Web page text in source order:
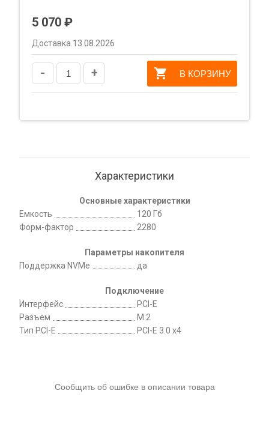
5 070 ₽
Доставка 13.08.2026
- + В КОРЗИНУ
Характеристики
Основные характеристики
Емкость
120 Гб
Форм-фактор
2280
Параметры накопителя
Поддержка NVMe
да
Подключение
Интерфейс
PCI-E
Разъем
M.2
Тип PCI-E
PCI-E 3.0 x4
Сообщить об ошибке в описании товара